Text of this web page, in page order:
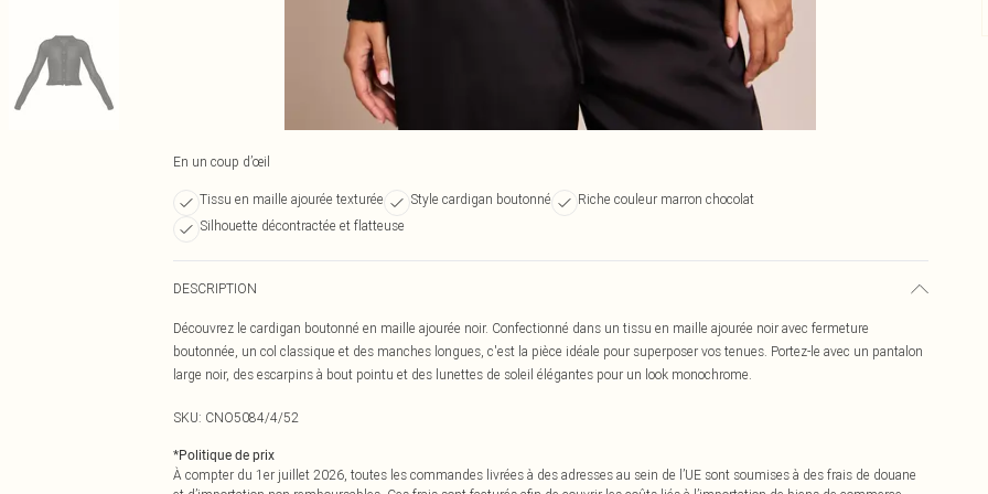
En un coup d’œil
Tissu en maille ajourée texturée Style cardigan boutonné
Riche couleur marron chocolat
Silhouette décontractée et flatteuse
DESCRIPTION
Découvrez le cardigan boutonné en maille ajourée noir. Confectionné dans un tissu en maille ajourée noir avec fermeture
boutonnée, un col classique et des manches longues, c'est la pièce idéale pour superposer vos tenues. Portez-le avec un pantalon
large noir, des escarpins à bout pointu et des lunettes de soleil élégantes pour un look monochrome.
SKU: CNO5084/4/52
*Politique de prix
À compter du 1er juillet 2026, toutes les commandes livrées à des adresses au sein de l’UE sont soumises à des frais de douane